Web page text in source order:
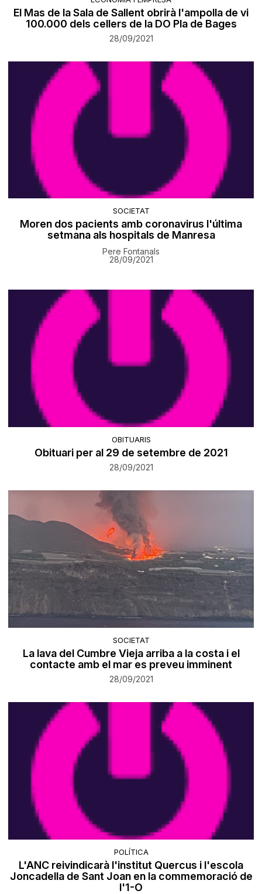
El Mas de la Sala de Sallent obrirà l'ampolla de vi
100.000 dels cellers de la DO Pla de Bages
28/09/2021
SOCIETAT
Moren dos pacients amb coronavirus l'última
setmana als hospitals de Manresa
Pere Fontanals
28/09/2021
OBITUARIS
Obituari per al 29 de setembre de 2021
28/09/2021
SOCIETAT
La lava del Cumbre Vieja arriba a la costa i el
contacte amb el mar es preveu imminent
28/09/2021
POLÍTICA
L'ANC reivindicarà l'institut Quercus i l'escola
Joncadella de Sant Joan en la commemoració de
l'1-O